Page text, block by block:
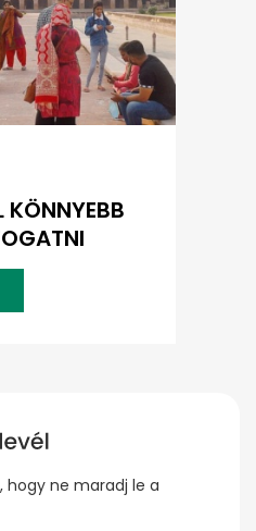
KÖNNYEBB
hogy ne maradj le a